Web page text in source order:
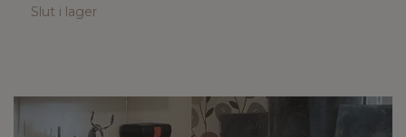
Slut i lager